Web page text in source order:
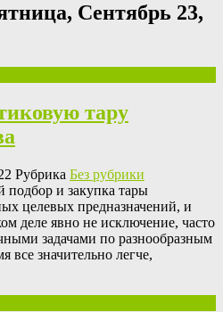
Сентябрь 23,
тару
Рубрика Без рубрики
подбор и закупка тары
целевых предназначений, и
деле явно не исключение, часто
задачами по разнообразным
значительно легче,